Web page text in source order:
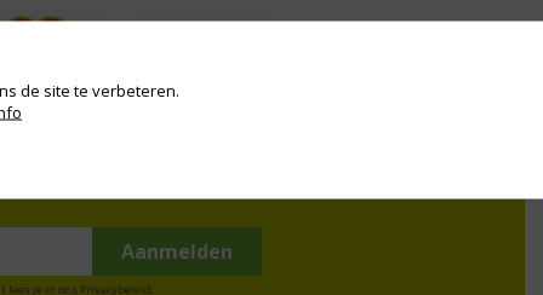
lees je in ons Privacybeleid
de site te verbeteren.